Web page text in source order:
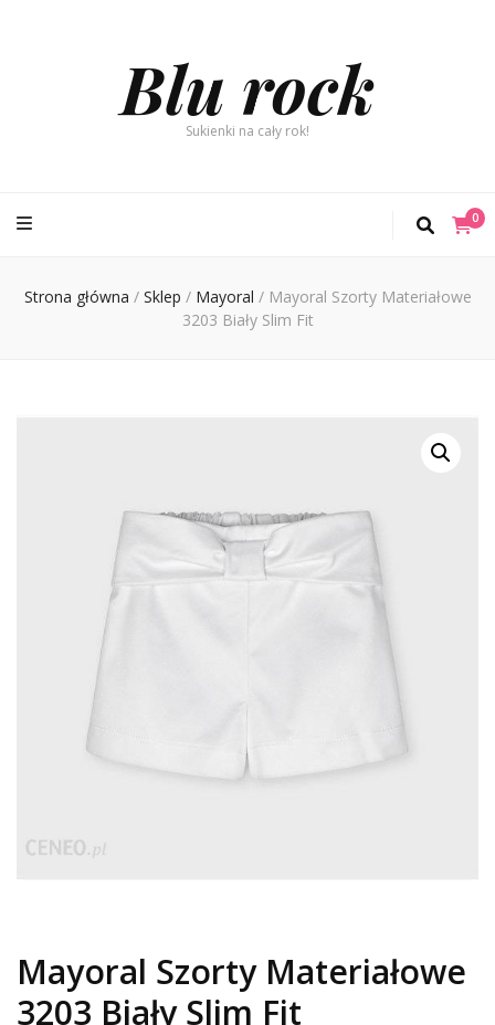
Blu rock
Sukienki na cały rok!
0
Strona główna / Sklep / Mayoral / Mayoral Szorty Materiałowe
3203 Biały Slim Fit
Mayoral Szorty Materiałowe
3203 Biały Slim Fit